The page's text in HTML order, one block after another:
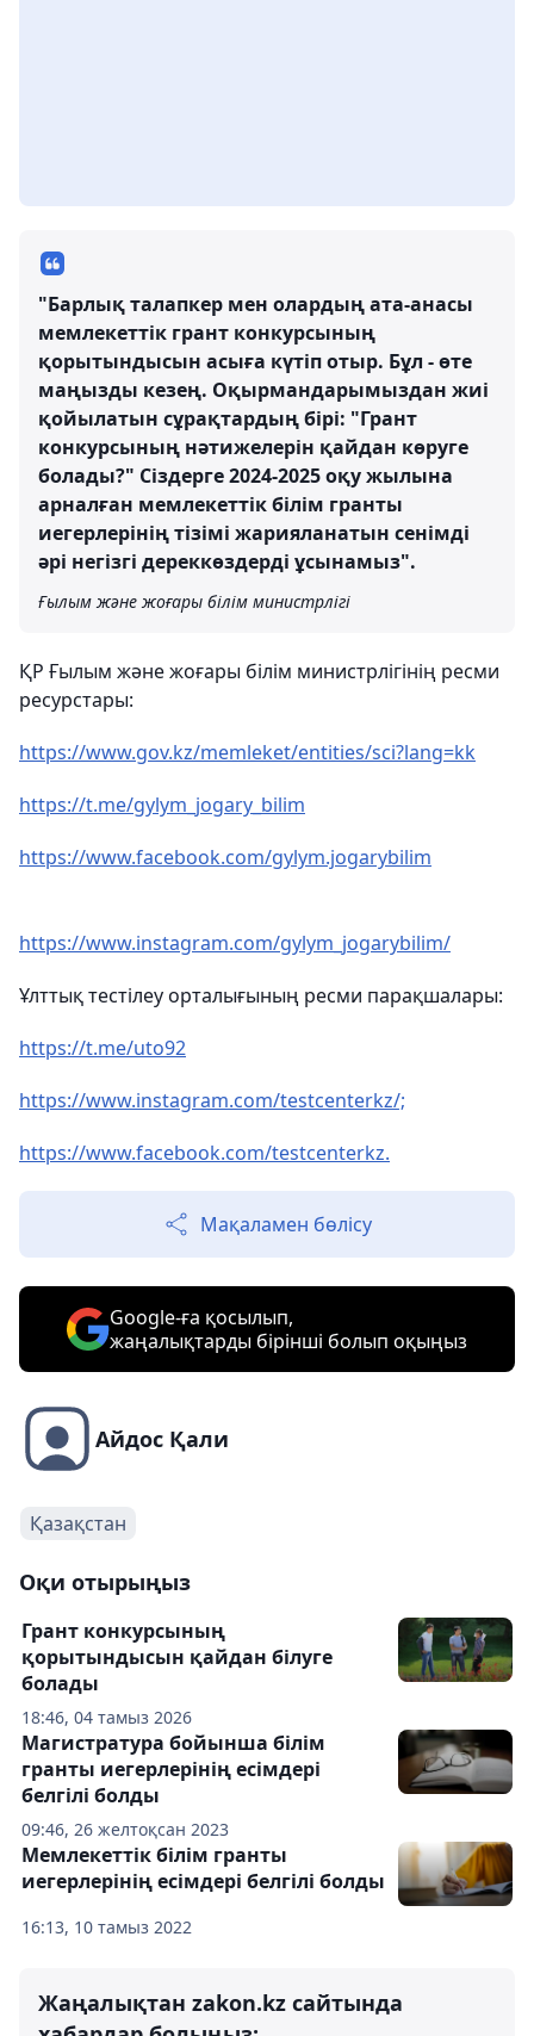
"Барлық талапкер мен олардың ата-анаcы
мемлекеттік грант конкурсының
қорытындысын асыға күтіп отыр. Бұл - өте
маңызды кезең. Оқырмандарымыздан жиі
қойылатын сұрақтардың бірі: "Грант
конкурсының нәтижелерін қайдан көруге
болады?" Сіздерге 2024-2025 оқу жылына
арналған мемлекеттік білім гранты
иегерлерінің тізімі жарияланатын сенімді
әрі негізгі дереккөздерді ұсынамыз".
Ғылым және жоғары білім министрлігі
ҚР Ғылым және жоғары білім министрлігінің ресми
ресурстары:
https://www.gov.kz/memleket/entities/sci?lang=kk
https://t.me/gylym_jogary_bilim
https://www.facebook.com/gylym.jogarybilim
https://www.instagram.com/gylym_jogarybilim/
Ұлттық тестілеу орталығының ресми парақшалары:
https://t.me/uto92
https://www.instagram.com/testcenterkz/;
https://www.facebook.com/testcenterkz.
Мақаламен бөлісу
Google-ға қосылып,
жаңалықтарды бірінші болып оқыңыз
Айдос Қали
Қазақстан
Оқи отырыңыз
18:46, 04 тамыз 2026
Грант конкурсының
қорытындысын қайдан білуге
болады
09:46, 26 желтоқсан 2023
Магистратура бойынша білім
гранты иегерлерінің есімдері
белгілі болды
16:13, 10 тамыз 2022
Мемлекеттік білім гранты
иегерлерінің есімдері белгілі болды
Жаңалықтан zakon.kz сайтында